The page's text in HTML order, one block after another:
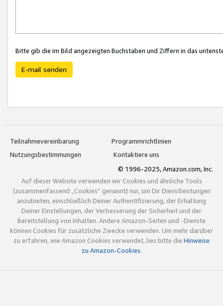
Bitte gib die im Bild angezeigten Buchstaben und Ziffern in das
E-mail senden
Teilnahmevereinbarung
Programmrichtlinien
Nutzungsbestimmungen
Kontaktiere uns
© 1996-2025, Amazon.com, Inc.
Auf dieser Website verwenden wir Cookies und ähnliche Tools
(zusammenfassend „Cookies“ genannt) nur, um Dir Dienstleistungen
anzubieten, einschließlich Deiner Authentifizierung, der Erhaltung
Deiner Einstellungen, der Verbesserung der Sicherheit und der
Bereitstellung von Inhalten. Andere Amazon-Seiten und -Dienste
können Cookies für zusätzliche Zwecke verwenden. Um mehr darüber
zu erfahren, wie Amazon Cookies verwendet, lies bitte die Hinweise
zu Amazon-Cookies.